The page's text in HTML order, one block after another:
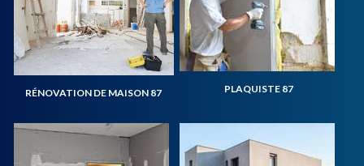
RÉNOVATION DE MAISON 87 PLAQUISTE 87